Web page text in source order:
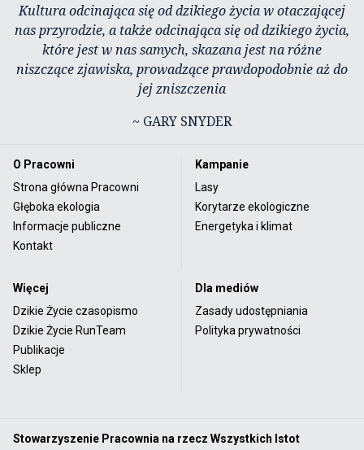
Kultura odcinająca się od dzikiego życia w otaczającej
nas przyrodzie, a także odcinająca się od dzikiego życia,
które jest w nas samych, skazana jest na różne
niszczące zjawiska, prowadzące prawdopodobnie aż do
jej zniszczenia
~ GARY SNYDER
O Pracowni
Strona główna Pracowni
Głęboka ekologia
Informacje publiczne
Kontakt
Kampanie
Lasy
Korytarze ekologiczne
Energetyka i klimat
Więcej
Dzikie Życie czasopismo
Dzikie Życie RunTeam
Publikacje
Sklep
Dla mediów
Zasady udostępniania
Polityka prywatności
Stowarzyszenie Pracownia na rzecz Wszystkich Istot